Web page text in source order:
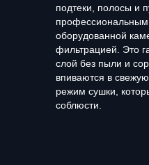
подтеки, полосы и
профессиональным
оборудованной
фильтрацией. Это
слой без пыли и
впиваются в
режим сушки,
соблюсти.